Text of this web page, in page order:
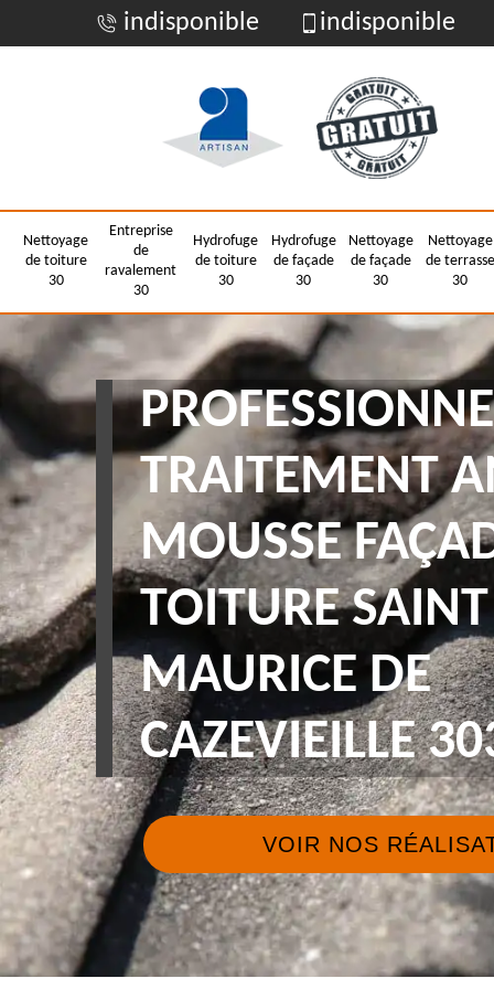
indisponible indisponible
Nettoyage
de toiture
30
Entreprise
de
ravalement
30
Hydrofuge
de toiture
30
Hydrofuge
de façade
30
Nettoyage
de façade
30
Nettoyage
de terrasse
30
TRAITEMENT
MOUSSE
TOITURE SAINT
MAURICE DE
CAZEVIEILLE
VOIR NOS